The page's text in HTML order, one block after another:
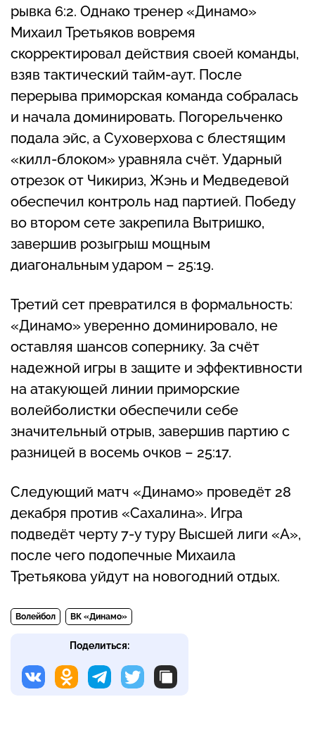
рывка 6:2. Однако тренер «Динамо»
Михаил Третьяков вовремя
скорректировал действия своей команды,
взяв тактический тайм-аут. После
перерыва приморская команда собралась
и начала доминировать. Погорельченко
подала эйс, а Суховерхова с блестящим
«килл-блоком» уравняла счёт. Ударный
отрезок от Чикириз, Жэнь и Медведевой
обеспечил контроль над партией. Победу
во втором сете закрепила Вытришко,
завершив розыгрыш мощным
диагональным ударом – 25:19.
Третий сет превратился в формальность:
«Динамо» уверенно доминировало, не
оставляя шансов сопернику. За счёт
надежной игры в защите и эффективности
на атакующей линии приморские
волейболистки обеспечили себе
значительный отрыв, завершив партию с
разницей в восемь очков – 25:17.
Следующий матч «Динамо» проведёт 28
декабря против «Сахалина». Игра
подведёт черту 7-у туру Высшей лиги «А»,
после чего подопечные Михаила
Третьякова уйдут на новогодний отдых.
Волейбол ВК «Динамо»
Поделиться: